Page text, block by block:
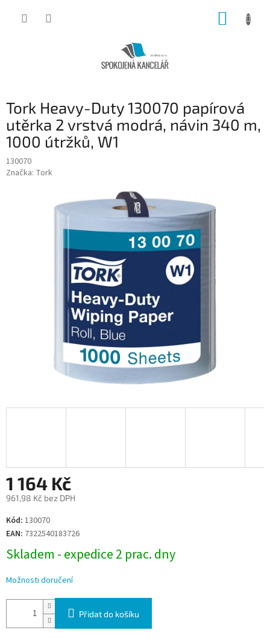
Tork Heavy-Duty 130070 papírová
utěrka 2 vrstvá modrá, návin 340 m,
1000 útržků, W1
130070
Značka: Tork
1 164 Kč
961,98 Kč bez DPH
Měrná
cena:
Kód: 130070
EAN: 7322540183726
Skladem - expedice 2 prac. dny
Možnosti doručení
Přidat do košíku